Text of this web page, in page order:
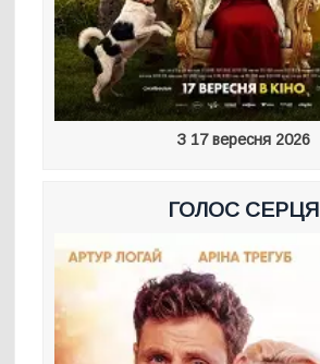
З 17 вересня 2026
ГОЛОС СЕРЦЯ